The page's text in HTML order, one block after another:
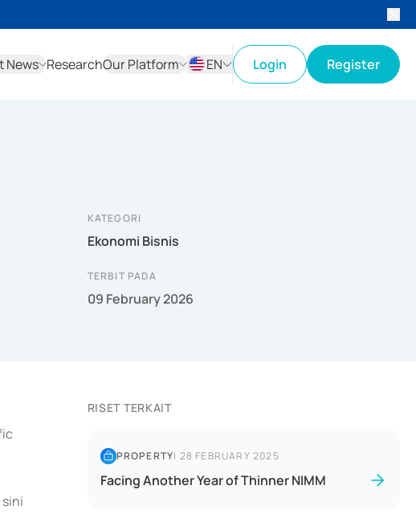
News ResearchOur Platform
EN
Login Register
KATEGORI
Ekonomi Bisnis
TERBIT PADA
09 February 2026
RISET TERKAIT
PROPERTY| 28 FEBRUARY 2025
Facing Another Year of Thinner NIMM